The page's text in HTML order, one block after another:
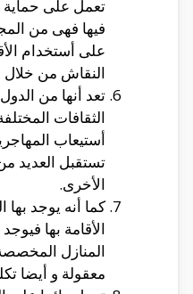
تعمل على حماية
فيها فهى من
على أستخدام
النقاش من خلال
تعد أنها من
الثقافات
أستيعاب
تستقبل العديد
الأخرى.
كما أنه يوجد
الأقامة بها
المنازل
معقولة و أيضا